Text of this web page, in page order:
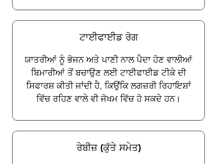
ਟਾਈਫਾਈਡ ਰੋਗ
ਯਾਤਰੀਆਂ ਨੂੰ ਭੋਜਨ ਅਤੇ ਪਾਣੀ ਨਾਲ ਪੈਦਾ ਹੋਣ ਵਾਲੀਆਂ
ਬਿਮਾਰੀਆਂ ਤੋਂ ਬਚਾਉਣ ਲਈ ਟਾਈਫਾਈਡ ਟੀਕੇ ਦੀ
ਸਿਫਾਰਸ਼ ਕੀਤੀ ਜਾਂਦੀ ਹੈ, ਕਿਉਂਕਿ ਲਗਜ਼ਰੀ ਰਿਹਾਇਸ਼ਾਂ
ਵਿੱਚ ਰਹਿਣ ਵਾਲੇ ਵੀ ਜੋਖਮ ਵਿੱਚ ਹੋ ਸਕਦੇ ਹਨ।
ਰੇਬੀਜ਼ (ਕੁੱਤੇ ਸਮੇਤ)